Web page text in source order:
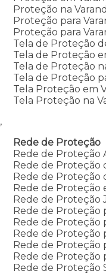
Proteção na
Proteção para
Proteção para
Tela de Proteção
Tela de Proteção
Tela de Proteção
Tela de Proteção
Tela Proteção em
Tela Proteção na
,
Rede de Proteção
Rede de Proteção
Rede de Proteção
Rede de Proteção
Rede de Proteção
Rede de Proteção
Rede de Proteção
Rede de Proteção
Rede de Proteção
Rede de Proteção
Rede de Proteção
Rede de Proteção